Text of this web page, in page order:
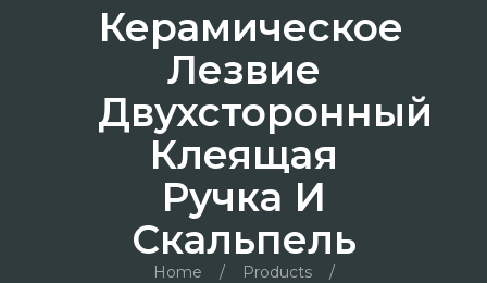
Керамическое
Лезвие
Двухсторонный
Клеящая
Ручка И
Скальпель
Home / Products
/